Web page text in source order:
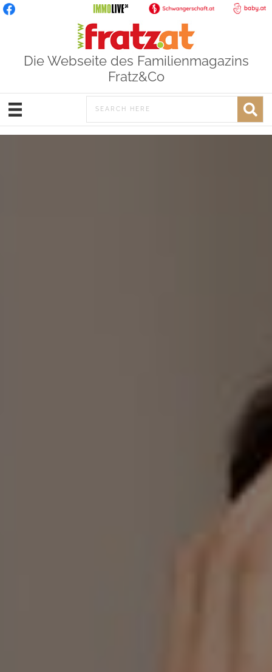
Die Webseite des Familienmagazins
Fratz&Co